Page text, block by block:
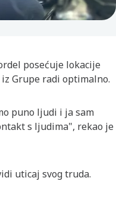
posećuje lokacije
Grupe radi optimalno.
puno ljudi i ja sam
s ljudima", rekao je
uticaj svog truda.